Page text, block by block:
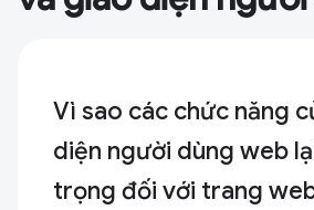
Vì sao các chức năng
diện người dùng web
trọng đối với trang